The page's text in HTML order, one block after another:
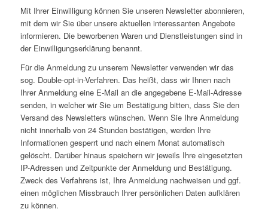
Mit Ihrer Einwilligung können Sie unseren Newsletter abonnieren,
mit dem wir Sie über unsere aktuellen interessanten Angebote
informieren. Die beworbenen Waren und Dienstleistungen sind in
der Einwilligungserklärung benannt.
Für die Anmeldung zu unserem Newsletter verwenden wir das
sog. Double-opt-in-Verfahren. Das heißt, dass wir Ihnen nach
Ihrer Anmeldung eine E-Mail an die angegebene E-Mail-Adresse
senden, in welcher wir Sie um Bestätigung bitten, dass Sie den
Versand des Newsletters wünschen. Wenn Sie Ihre Anmeldung
nicht innerhalb von 24 Stunden bestätigen, werden Ihre
Informationen gesperrt und nach einem Monat automatisch
gelöscht. Darüber hinaus speichern wir jeweils Ihre eingesetzten
IP-Adressen und Zeitpunkte der Anmeldung und Bestätigung.
Zweck des Verfahrens ist, Ihre Anmeldung nachweisen und ggf.
einen möglichen Missbrauch Ihrer persönlichen Daten aufklären
zu können.